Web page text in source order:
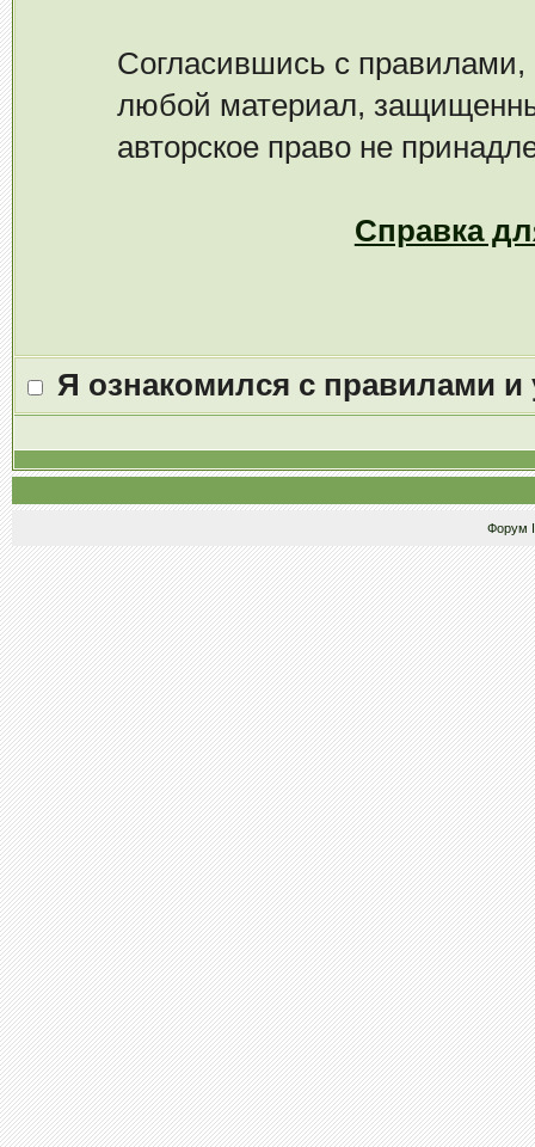
Согласившись с правилами,
любой материал,
авторское право не
Справка
Я ознакомился с правилами
Форум